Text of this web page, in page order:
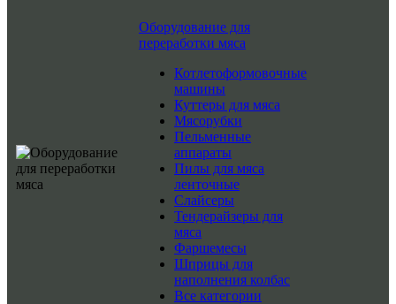
Оборудование для
переработки мяса
Котлетоформовочные
машины
Куттеры для мяса
Мясорубки
Пельменные
аппараты
Пилы для мяса
ленточные
Слайсеры
Тендерайзеры для
мяса
Фаршемесы
Шприцы для
наполнения колбас
Все категории